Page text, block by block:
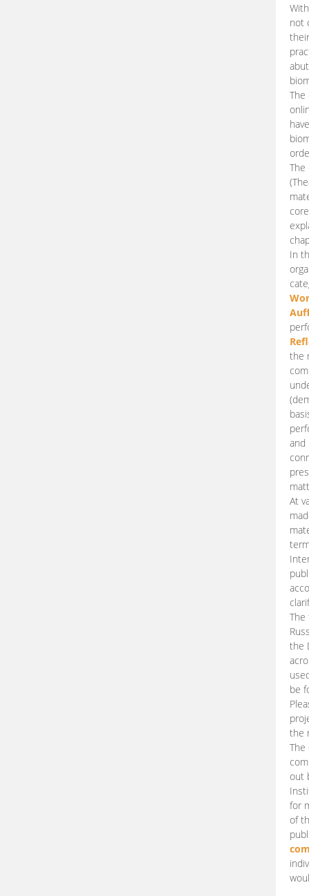
not
The
In
the
and
At
The
the
be
the
The
out
for
of